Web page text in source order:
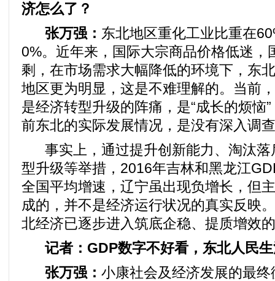
济怎么了？
张万强： 东北地区重化工业比重在
0%。近年来，国际大宗商品价格低迷，
剩，在市场需求大幅降低的环境下，东
地区更为明显，这是不难理解的。当前
是经济转型升级的阵痛，是“成长的烦恼
前东北的实际发展情况，是没有深入调
事实上，通过提升创新能力、淘汰落
型升级等举措，2016年吉林和黑龙江
全国平均增速，辽宁虽出现负增长，但
成的，并不是经济运行状况的真实反映
北经济已逐步进入筑底企稳、提质增效
记者：GDP数字不好看，东北人民
张万强： 小康社会及经济发展的最